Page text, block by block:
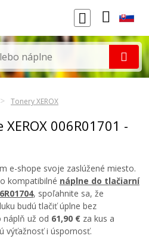
Tonery XEROX
006R01701 -
e-shope svoje zaslúžené miesto.
kompatibilné náplne do tlačiarní
, spoľahnite sa, že
budú tlačiť úplne bez
náplň už od 61,90 € za kus a
výťažnosť i úspornosť.